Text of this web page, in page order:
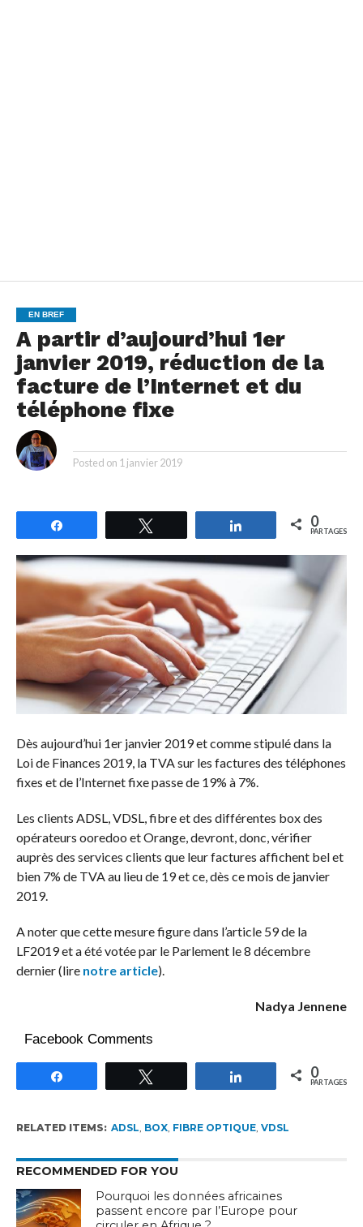
EN BREF
A partir d’aujourd’hui 1er
janvier 2019, réduction de la
facture de l’Internet et du
téléphone fixe
Posted on 1 janvier 2019
Partagez 0
PARTAGES
Dès aujourd’hui 1er janvier 2019 et comme stipulé dans la
Loi de Finances 2019, la TVA sur les factures des téléphones
fixes et de l’Internet fixe passe de 19% à 7%.
Les clients ADSL, VDSL, fibre et des différentes box des
opérateurs ooredoo et Orange, devront, donc, vérifier
auprès des services clients que leur factures affichent bel et
bien 7% de TVA au lieu de 19 et ce, dès ce mois de janvier
2019.
A noter que cette mesure figure dans l’article 59 de la
LF2019 et a été votée par le Parlement le 8 décembre
dernier (lire notre article).
Nadya Jennene
Facebook Comments
Partagez 0
PARTAGES
RELATED ITEMS: ADSL, BOX, FIBRE OPTIQUE, VDSL
RECOMMENDED FOR YOU
Pourquoi les données africaines
passent encore par l’Europe pour